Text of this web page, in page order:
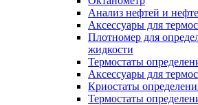
Анализ нефтей и
Аксессуары для
Плотномер для
жидкости
Термостаты
Аксессуары для
Криостаты
Термостаты